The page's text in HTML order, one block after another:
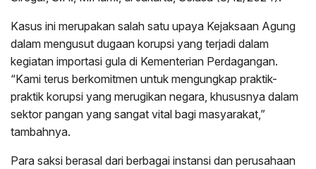
Kasus ini merupakan salah satu upaya Kejaksaan Agung
dalam mengusut dugaan korupsi yang terjadi dalam
kegiatan importasi gula di Kementerian Perdagangan.
“Kami terus berkomitmen untuk mengungkap praktik-
praktik korupsi yang merugikan negara, khususnya dalam
sektor pangan yang sangat vital bagi masyarakat,”
tambahnya.
Para saksi berasal dari berbagai instansi dan perusahaan